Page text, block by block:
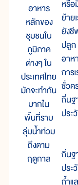
อาหาร
หลักของ
ชุมชนใน
ภูมิภาค
ต่างๆ ใน
ประเทศไทย
มักจะทำกัน
มากใน
พื้นที่ราบ
ลุ่มน้ำท่วม
ถึงตาม
ฤดูกาล
หรือ
ย้าย
ยังชี
ปลูก
อาห
การ
ชั่วค
ถิ่นฐ
ประ
ห
ถิ่นฐ
ประ
ถ้ำแ